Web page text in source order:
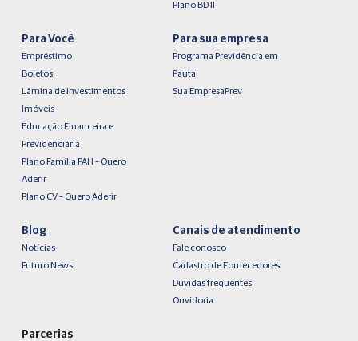
Plano BD II
Para Você
Empréstimo
Boletos
Lâmina de Investimentos
Imóveis
Educação Financeira e
Previdenciária
Plano Família PAI I – Quero
Aderir
Plano CV – Quero Aderir
Para sua empresa
Programa Previdência em
Pauta
Sua EmpresaPrev
Blog
Notícias
Futuro News
Canais de atendimento
Fale conosco
Cadastro de Fornecedores
Dúvidas frequentes
Ouvidoria
Parcerias